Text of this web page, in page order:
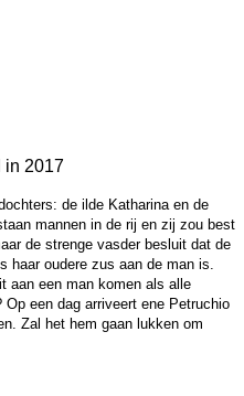
in 2017
de ilde Katharina en de
mannen in de rij en zij zou best
de strenge vasder besluit dat de
haar oudere zus aan de man is.
aan een man komen als alle
een dag arriveert ene Petruchio
Zal het hem gaan lukken om